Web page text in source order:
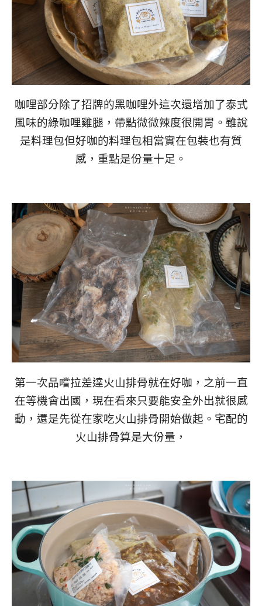
咖哩部分除了招牌的黑咖哩外這次還增加了泰式
風味的綠咖哩雞腿，帶點微微辣度很開胃。雖說
是料理包但好咖的料理包相當實在包裝也有質
感，重點是份量十足。
第一次品嚐拉差達火山排骨就在好咖，之前一直
在等機會出國，現在看來只要能安全外出就很感
動，還是先從在家吃火山排骨開始做起。宅配的
火山排骨算是大份量，